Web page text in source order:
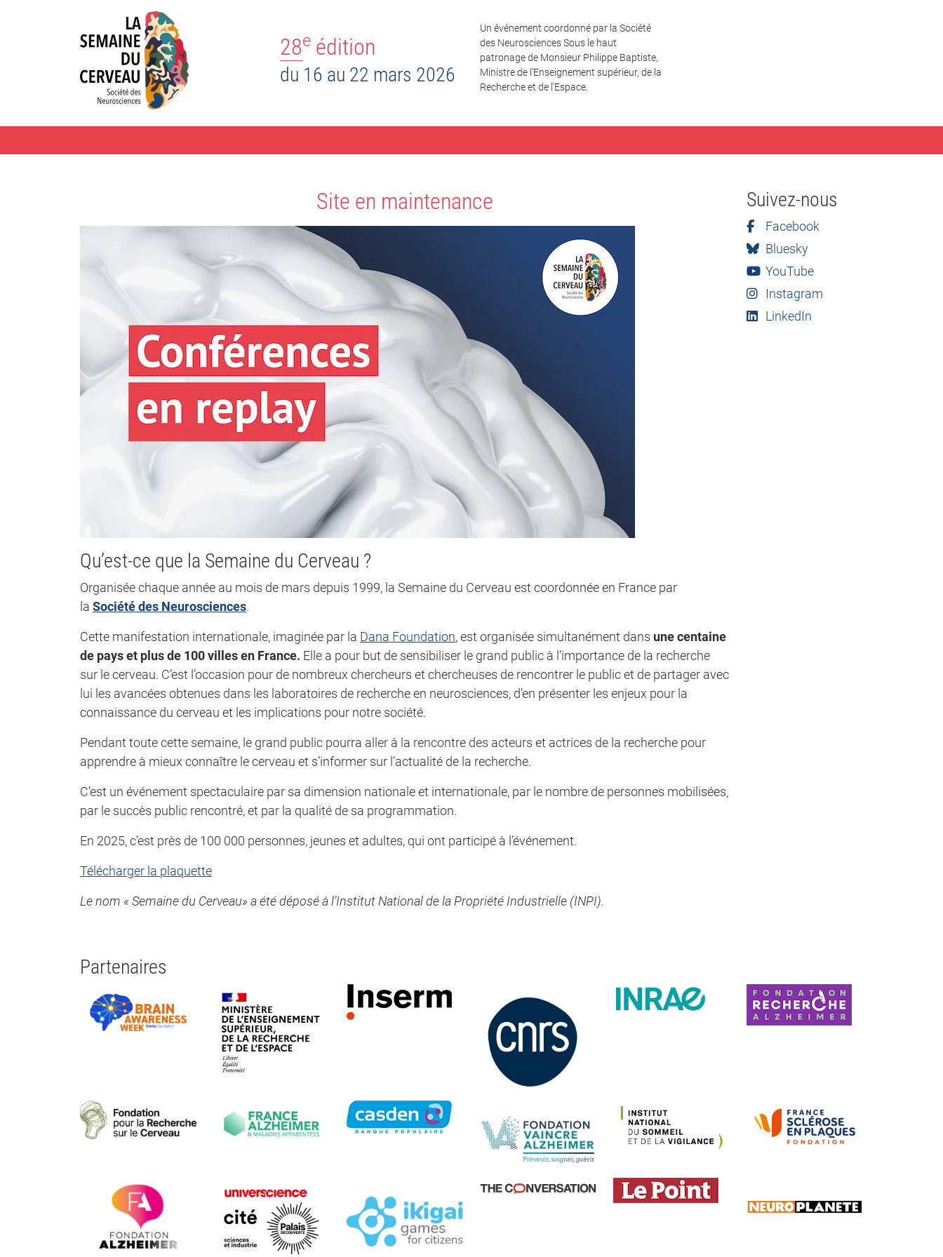
28e édition
du 16 au 22 mars 2026
Un événement coordonné par la Société
des Neurosciences Sous le haut
patronage de Monsieur Philippe Baptiste,
Ministre de l’Enseignement supérieur, de la
Recherche et de l'Espace.
Site en maintenance
Qu’est-ce que la Semaine du Cerveau ?
Organisée chaque année au mois de mars depuis 1999, la Semaine du Cerveau est coordonnée en France par
la Société des Neurosciences.
Cette manifestation internationale, imaginée par la Dana Foundation, est organisée simultanément dans une centaine
de pays et plus de 100 villes en France. Elle a pour but de sensibiliser le grand public à l’importance de la recherche
sur le cerveau. C’est l’occasion pour de nombreux chercheurs et chercheuses de rencontrer le public et de partager avec
lui les avancées obtenues dans les laboratoires de recherche en neurosciences, d’en présenter les enjeux pour la
connaissance du cerveau et les implications pour notre société.
Pendant toute cette semaine, le grand public pourra aller à la rencontre des acteurs et actrices de la recherche pour
apprendre à mieux connaître le cerveau et s’informer sur l’actualité de la recherche.
C’est un événement spectaculaire par sa dimension nationale et internationale, par le nombre de personnes mobilisées,
par le succès public rencontré, et par la qualité de sa programmation.
En 2025, c’est près de 100 000 personnes, jeunes et adultes, qui ont participé à l’événement.
Télécharger la plaquette
Le nom « Semaine du Cerveau» a été déposé à l’Institut National de la Propriété Industrielle (INPI).
Suivez-nous
Facebook
Bluesky
YouTube
Instagram
LinkedIn
Partenaires